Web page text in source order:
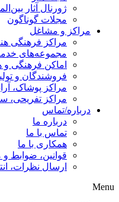
ژورنال آثار
مجلات گوناگون
مراکز و مشاغل
مراکز فرهنگی
مجموعه‌های
اماکن فرهنگی و
فروشندگان و
مراکز پوشاک،
مراکز
درباره/تماس
درباره ما
تماس با ما
همکاری با ما
قوانین، ضوابط
ارسال نظرات،
Menu